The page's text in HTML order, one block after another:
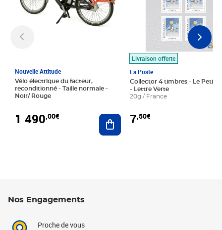
Nouvelle Attitude
Vélo électrique du facteur,
reconditionné - Taille normale -
Noir/ Rouge
1 490,00€ Ajouter au panier
Livraison offerte
La Poste
Collector 4 timbres - Le Petit
- Lettre Verte
20g / France
7,50€
Nos Engagements
Proche de vous